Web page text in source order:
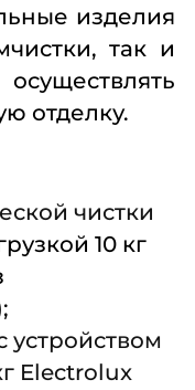
изделия
так и
отделку.
чистки
10 кг
Electrolux